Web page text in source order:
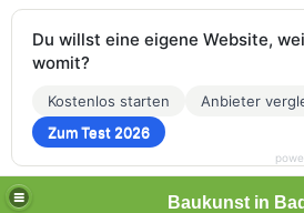
Baukunst in
Du willst eine eigene Website,
womit?
Kostenlos starten
Anbieter
Zum Test 2026